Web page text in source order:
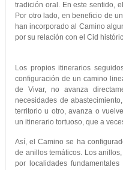
tradición oral. En este sentido,
Por otro lado, en beneficio de
han incorporado al Camino
por su relación con el Cid
Los propios itinerarios
configuración de un camino
de Vivar, no avanza
necesidades de
territorio u otro, avanza o
un itinerario tortuoso, que a
Así, el Camino se ha
de anillos temáticos. Los
por localidades